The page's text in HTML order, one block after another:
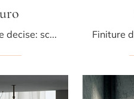
Materiali di pregio e linee decise: scopri la libreria Vertical a muro di Arrital tra le più originali Librerie moderne a muro.